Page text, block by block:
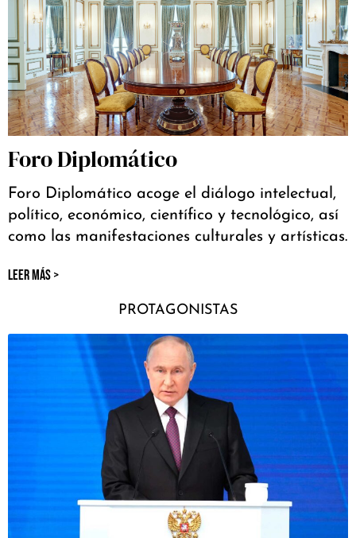
Foro Diplomático
Foro Diplomático acoge el diálogo intelectual,
político, económico, científico y tecnológico, así
como las manifestaciones culturales y artísticas.
LEER MÁS >
PROTAGONISTAS